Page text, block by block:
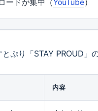
ードが集中（YouTube）
ぷり「STAY PROUD」
内容